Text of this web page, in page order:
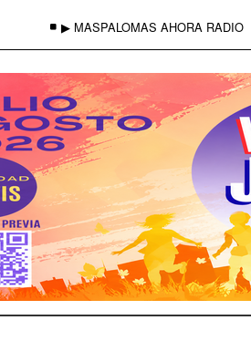
▶ MASPALOMAS AHORA RADIO